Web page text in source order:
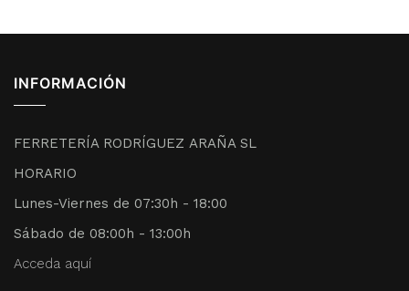
INFORMACIÓN
FERRETERÍA RODRÍGUEZ ARAÑA SL
HORARIO
Lunes-Viernes de 07:30h - 18:00
Sábado de 08:00h - 13:00h
Acceda aquí